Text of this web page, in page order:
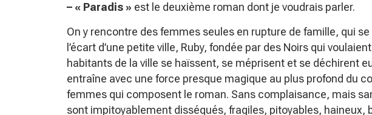
– « Paradis » est le deuxième roman dont je voudrais parler.
On y rencontre des femmes seules en rupture de famille, qui
l’écart d’une petite ville, Ruby, fondée par des Noirs qui
habitants de la ville se haïssent, se méprisent et se déchirent
entraîne avec une force presque magique au plus profond du
femmes qui composent le roman. Sans complaisance, mais
sont impitoyablement disséqués, fragiles, pitoyables, haineux,